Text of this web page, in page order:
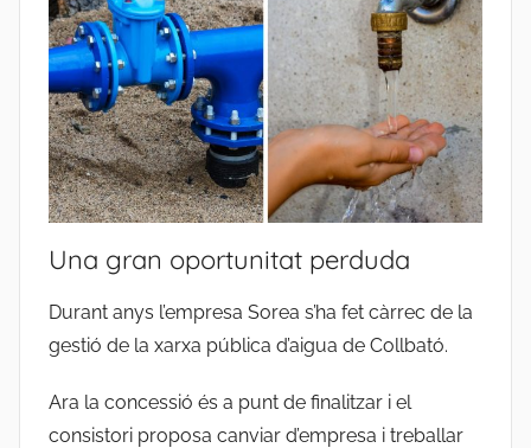
Una gran oportunitat perduda
Durant anys l’empresa Sorea s’ha fet càrrec de la
gestió de la xarxa pública d’aigua de Collbató.
Ara la concessió és a punt de finalitzar i el
consistori proposa canviar d’empresa i treballar